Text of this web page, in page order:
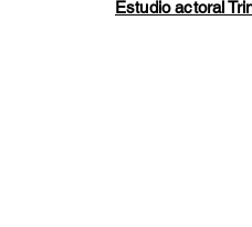
Estudio actoral